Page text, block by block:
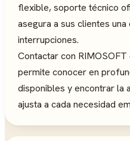
flexible, soporte técnico
asegura a sus clientes
interrupciones.
Contactar con
permite conocer en
disponibles y encontrar la
ajusta a cada necesidad